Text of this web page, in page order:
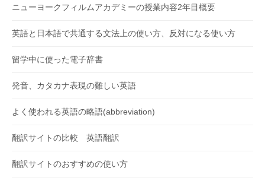
ニューヨークフィルムアカデミーの授業内容2年目概要
英語と日本語で共通する文法上の使い方、反対になる使い方
留学中に使った電子辞書
発音、カタカナ表現の難しい英語
よく使われる英語の略語(abbreviation)
翻訳サイトの比較 英語翻訳
翻訳サイトのおすすめの使い方